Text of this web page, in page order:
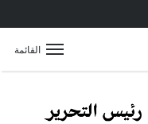
القائمة